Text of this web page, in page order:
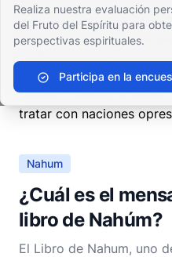
Realiza nuestra evaluación
del Fruto del Espíritu para
perspectivas espirituales.
Participa en la
Nahum predice la caída
retribución por sus
pueblo, sirviendo como
anterior de misericordia
ciudad. Celebra el poder
tratar con naciones
Nahum
¿Cuál es el
libro de Nahúm?
El Libro de Nahum, uno